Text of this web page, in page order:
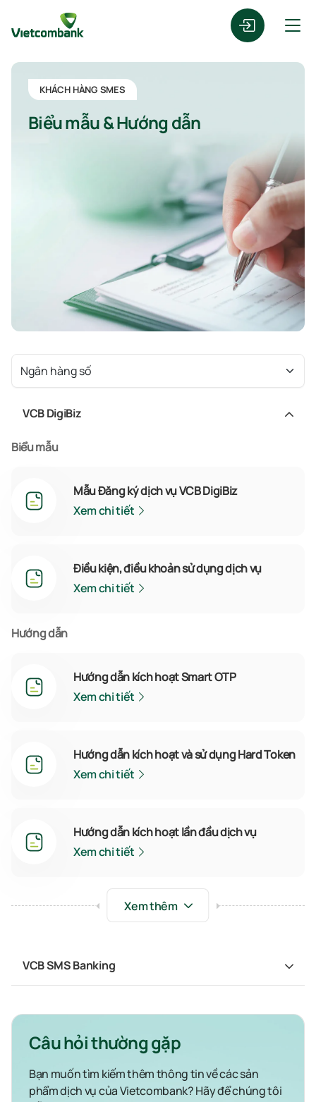
KHÁCH HÀNG SMES
Biểu mẫu & Hướng dẫn
Ngân hàng số
VCB DigiBiz
Biểu mẫu
Mẫu Đăng ký dịch vụ VCB DigiBiz
Xem chi tiết
Điều kiện, điều khoản sử dụng dịch vụ
Xem chi tiết
Hướng dẫn
Hướng dẫn kích hoạt Smart OTP
Xem chi tiết
Hướng dẫn kích hoạt và sử dụng Hard Token
Xem chi tiết
Hướng dẫn kích hoạt lần đầu dịch vụ
Xem chi tiết
VCB SMS Banking
Câu hỏi thường gặp
Bạn muốn tìm kiếm thêm thông tin về các sản
phẩm dịch vụ của Vietcombank? Hãy để chúng tôi